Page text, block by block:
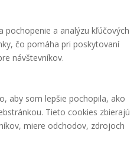
pochopenie a analýzu kľúčových
čo pomáha pri poskytovaní
návštevníkov.
aby som lepšie pochopila, ako
Tieto cookies zbierajú
miere odchodov, zdrojoch